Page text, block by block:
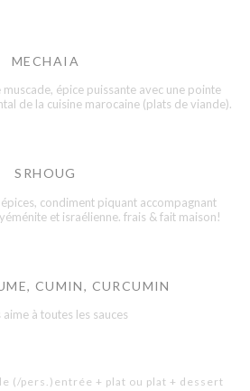
MECHAIA
épice puissante avec une pointe
de la cuisine marocaine (plats de viande).
SRHOUG
condiment piquant accompagnant
et israélienne. frais & fait maison!
CUMIN, CURCUMIN
aime à toutes les sauces
(/pers.)entrée + plat ou plat + dessert